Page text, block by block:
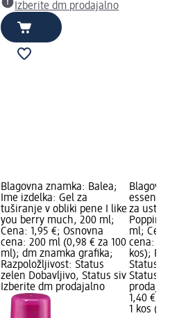
Izberite dm prodajalno
Blagovna znamka: Balea;
Ime izdelka: Gel za
tuširanje v obliki pene I like
you berry much, 200 ml;
Cena: 1,95 €; Osnovna
cena: 200 ml (0,98 € za 100
ml); dm znamka grafika;
Razpoložljivost: Status
zelen Dobavljivo, Status siv
Izberite dm prodajalno
za
Poppin'
ml;
cena: 1
kos);
Status
Status
1,40 €
1 kos